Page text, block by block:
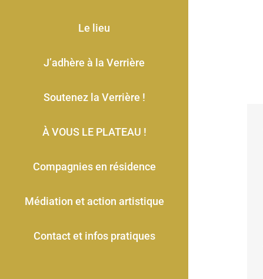
Le lieu
J’adhère à la Verrière
Soutenez la Verrière !
À VOUS LE PLATEAU !
Compagnies en résidence
Médiation et action artistique
Contact et infos pratiques